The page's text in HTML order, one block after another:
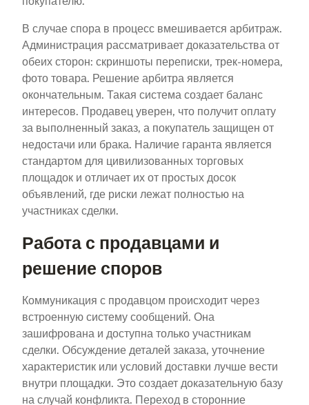
В случае спора в процесс вмешивается арбитраж.
Администрация рассматривает доказательства от
обеих сторон: скриншоты переписки, трек-номера,
фото товара. Решение арбитра является
окончательным. Такая система создает баланс
интересов. Продавец уверен, что получит оплату
за выполненный заказ, а покупатель защищен от
недостачи или брака. Наличие гаранта является
стандартом для цивилизованных торговых
площадок и отличает их от простых досок
объявлений, где риски лежат полностью на
участниках сделки.
Работа с продавцами и
решение споров
Коммуникация с продавцом происходит через
встроенную систему сообщений. Она
зашифрована и доступна только участникам
сделки. Обсуждение деталей заказа, уточнение
характеристик или условий доставки лучше вести
внутри площадки. Это создает доказательную базу
на случай конфликта. Переход в сторонние